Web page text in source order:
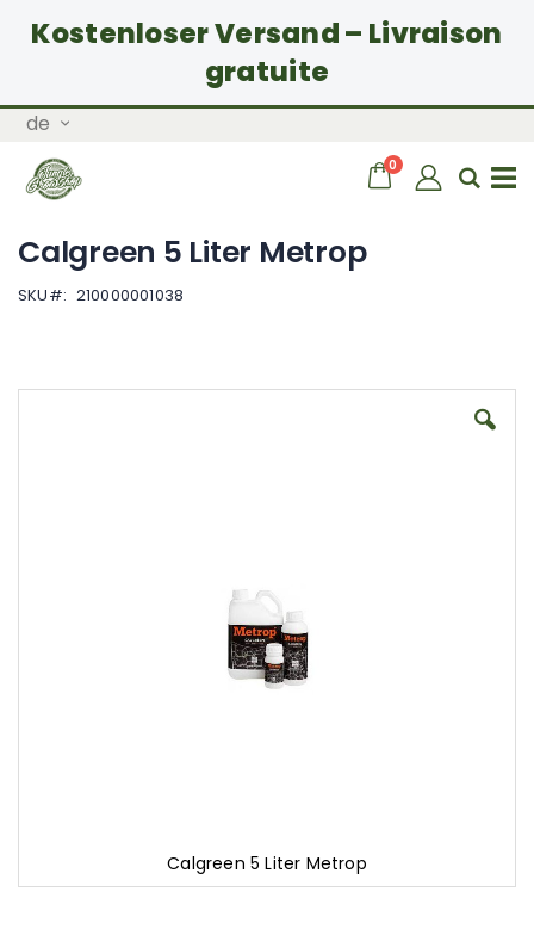
Kostenloser Versand – Livraison
gratuite
Zum
springen
Sprache
de
Wagen
0 Artikel
Zum
Calgreen 5 Liter Metrop
Calgreen 5 Liter Metrop
SKU 210000001038